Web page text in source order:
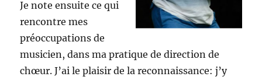
Je note ensuite ce qui
rencontre mes
préoccupations de
musicien, dans ma pratique de direction de
chœur. J’ai le plaisir de la reconnaissance: j’y